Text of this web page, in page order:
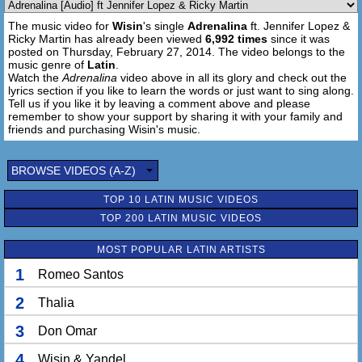
Sube la adrenalina
Suuu (x4)
[Wisin:]
Dame un minuto
Contigo disfruto
Se vuelve y me deja bruto
Si me das la verde, ejecuto
Si tú eres la jefa, me recluto
Deja que ocurra
Caliente que el tiempo transcurra
El ambiente la pone ardiente
Se pega y en el oído me susurra
Abusa y me engatusa
La falda más cara
Se mete en mi mente como una intrusa
Yo le pido que lo haga y no se rehúsa
The music video for Wisin's single Adrenalina ft. Jennifer Lopez &
Ricky Martin has already been viewed 6,992 times since it was
posted on Thursday, February 27, 2014. The video belongs to the
music genre of Latin
Watch the Adrenalina video above in all its glory and check out the
lyrics section if you like to learn the words or just want to sing along.
Tell us if you like it by leaving a comment above and please
remember to show your support by sharing it with your family and
friends and purchasing Wisin's music.
BROWSE VIDEOS (A-Z)
TOP 10 LATIN MUSIC VIDEOS
TOP 200 LATIN MUSIC VIDEOS
MOST POPULAR LATIN ARTISTS
1 Romeo Santos
2 Thalia
3 Don Omar
Wisin & Yandel